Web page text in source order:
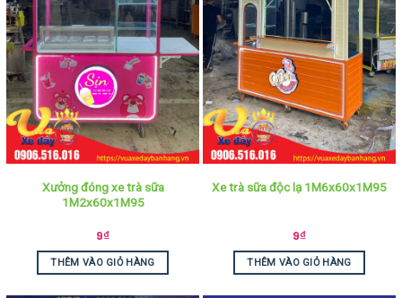
Xưởng đóng xe trà sữa
1M2x60x1M95
9₫
THÊM VÀO GIỎ HÀNG
Xe trà sữa độc lạ 1M6x60x1M95
9₫
THÊM VÀO GIỎ HÀNG